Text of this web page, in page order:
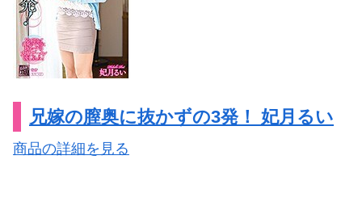
兄嫁の膣奥に抜かずの3発！ 妃月るい
商品の詳細を見る